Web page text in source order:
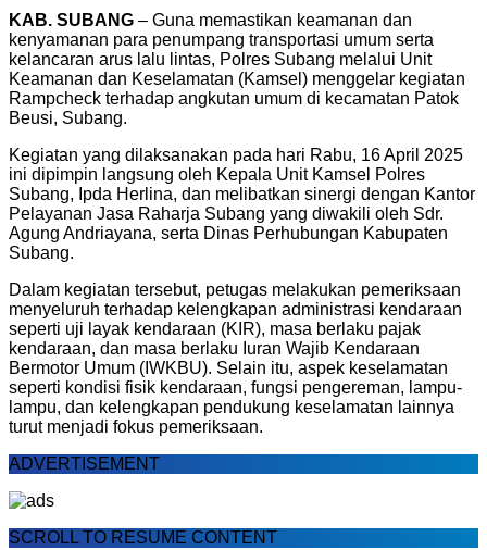
KAB. SUBANG – Guna memastikan keamanan dan
kenyamanan para penumpang transportasi umum serta
kelancaran arus lalu lintas, Polres Subang melalui Unit
Keamanan dan Keselamatan (Kamsel) menggelar kegiatan
Rampcheck terhadap angkutan umum di kecamatan Patok
Beusi, Subang.
Kegiatan yang dilaksanakan pada hari Rabu, 16 April 2025
ini dipimpin langsung oleh Kepala Unit Kamsel Polres
Subang, Ipda Herlina, dan melibatkan sinergi dengan Kantor
Pelayanan Jasa Raharja Subang yang diwakili oleh Sdr.
Agung Andriayana, serta Dinas Perhubungan Kabupaten
Subang.
Dalam kegiatan tersebut, petugas melakukan pemeriksaan
menyeluruh terhadap kelengkapan administrasi kendaraan
seperti uji layak kendaraan (KIR), masa berlaku pajak
kendaraan, dan masa berlaku Iuran Wajib Kendaraan
Bermotor Umum (IWKBU). Selain itu, aspek keselamatan
seperti kondisi fisik kendaraan, fungsi pengereman, lampu-
lampu, dan kelengkapan pendukung keselamatan lainnya
turut menjadi fokus pemeriksaan.
ADVERTISEMENT
SCROLL TO RESUME CONTENT